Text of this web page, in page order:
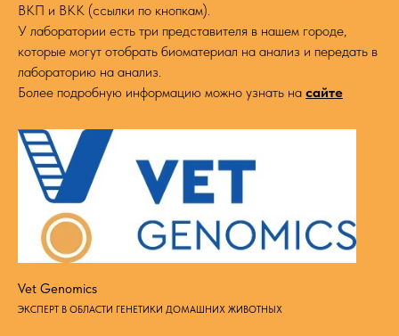
ВКП и ВКК (ссылки по кнопкам).
У лаборатории есть три представителя в нашем городе,
которые могут отобрать биоматериал на анализ и передать в
лабораторию на анализ.
Более подробную информацию можно узнать на сайте
Vet Genomics
ЭКСПЕРТ В ОБЛАСТИ ГЕНЕТИКИ ДОМАШНИХ ЖИВОТНЫХ